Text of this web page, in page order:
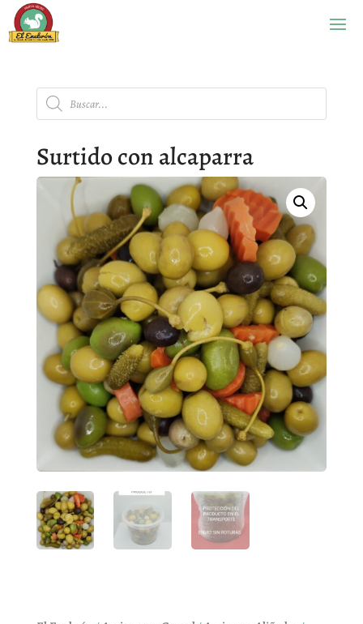
Búsqueda
de
productos
Surtido con alcaparra